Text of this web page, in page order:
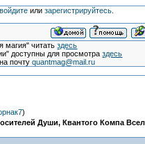
войдитеили зарегистрируйтесь.
магия" читатьздесь
доступны для просмотраздесь
почтуquantmag@mail.ru
)
Души, Квантого Компа